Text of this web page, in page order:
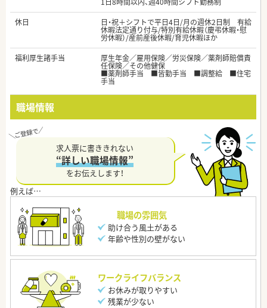
休日
日・祝＋シフトで平日4日/月の週休2日制 有給
休暇法定通り付与/特別有給休暇（慶弔休暇・慰
労休暇）/産前産後休暇/育児休暇ほか
福利厚生諸手当
厚生年金／雇用保険／労災保険／薬剤師賠償責
任保険／その他健保
■薬剤師手当 ■皆勤手当 ■調整給 ■住宅
手当
職場情報
求人票に書ききれない
“詳しい職場情報”
をお伝えします！
職場の雰囲気
助け合う風土がある
年齢や性別の壁がない
ワークライフバランス
お休みが取りやすい
残業が少ない